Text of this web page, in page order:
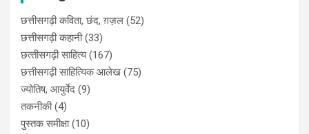
छत्तीसगढ़ी कविता, छंद, ग़ज़ल (52)
छत्तीसगढ़ी कहानी(33)
छत्‍तीसगढ़ी साहित्‍य(167)
छत्तीसगढ़ी साहित्यिक आलेख (75)
ज्योतिष, आयुर्वेद (9)
तकनीकी(4)
पुस्‍तक समीक्षा(10)